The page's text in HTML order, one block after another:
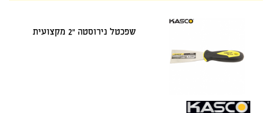
שפכטל נירוסטה "2 מקצועית